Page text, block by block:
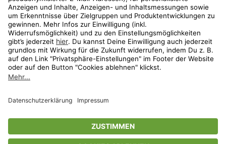
* Streichpreise entsprechen der unverbindlichen Preisempfehlung des